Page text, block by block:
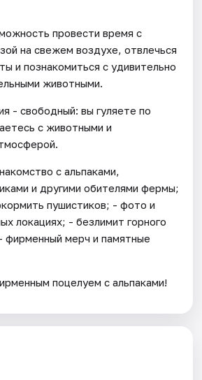
провести время с
на свежем воздухе, отвлечься
и познакомиться с удивительно
животными.
- свободный: вы гуляете по
с животными и
с альпаками,
и другими обителями фермы;
пушистиков; - фото и
локациях; - безлимит горного
фирменный мерч и памятные
поцелуем с альпаками!